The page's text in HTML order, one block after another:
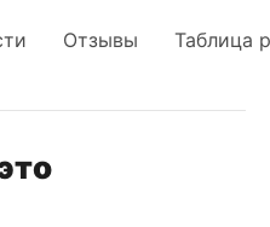
Отзывы Таблица